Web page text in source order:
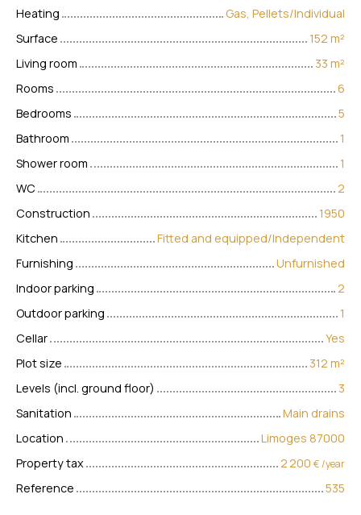
Heating
Gas, Pellets/Individual
Surface
152 m²
Living room
33 m²
Rooms
6
Bedrooms
5
Bathroom
1
Shower room
1
WC
2
Construction
1950
Kitchen
Fitted and equipped/Independent
Furnishing
Unfurnished
Indoor parking
2
Outdoor parking
1
Cellar
Yes
Plot size
312 m²
Levels (incl. ground floor)
3
Sanitation
Main drains
Location
Limoges 87000
Property tax
2 200 € /year
Reference 535